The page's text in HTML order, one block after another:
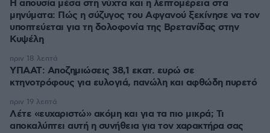
Η απουσία μέσα στη νύχτα και η λεπτομέρεια στα
μηνύματα: Πώς η σύζυγος του Αφγανού ξεκίνησε να τον
υποπτεύεται για τη δολοφονία της Βρετανίδας στην
Κυψέλη
ΥΠΑΑΤ: Αποζημιώσεις 38,1 εκατ. ευρώ σε
κτηνοτρόφους για ευλογιά, πανώλη και αφθώδη πυρετό
πριν 18 λεπτά
Λέτε «ευχαριστώ» ακόμη και για τα πιο μικρά; Τι
αποκαλύπτει αυτή η συνήθεια για τον χαρακτήρα σας
πριν 19 λεπτά